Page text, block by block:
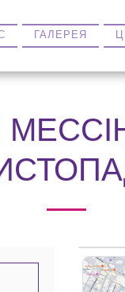
ГАЛЕРЕЯ